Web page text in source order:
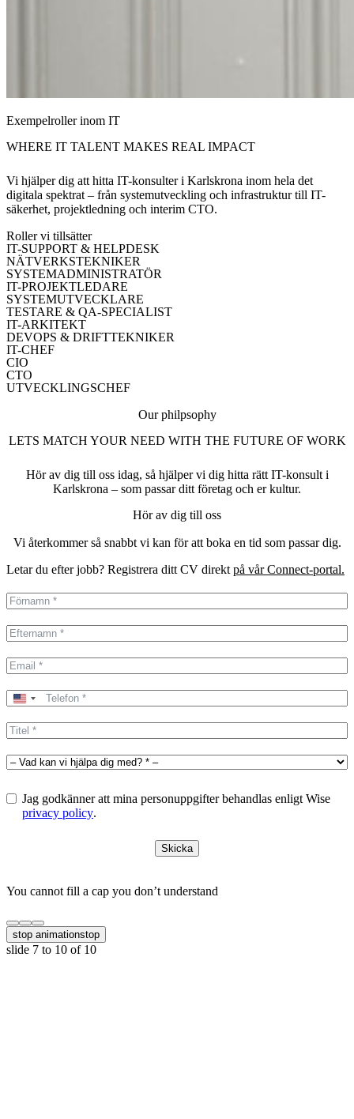
Exempelroller inom IT
WHERE IT TALENT MAKES REAL IMPACT
Vi hjälper dig att hitta IT-konsulter i Karlskrona inom hela det
digitala spektrat – från systemutveckling och infrastruktur till IT-
säkerhet, projektledning och interim CTO.
Roller vi tillsätter
IT-SUPPORT & HELPDESK
NÄTVERKSTEKNIKER
SYSTEMADMINISTRATÖR
IT-PROJEKTLEDARE
SYSTEMUTVECKLARE
TESTARE & QA-SPECIALIST
IT-ARKITEKT
DEVOPS & DRIFTTEKNIKER
IT-CHEF
CIO
CTO
UTVECKLINGSCHEF
Our philpsophy
LETS MATCH YOUR NEED WITH THE FUTURE OF WORK
Hör av dig till oss idag, så hjälper vi dig hitta rätt IT-konsult i
Karlskrona – som passar ditt företag och er kultur.
Hör av dig till oss
Vi återkommer så snabbt vi kan för att boka en tid som passar dig.
Letar du efter jobb? Registrera ditt CV direkt på vår Connect-portal.
United
+1
Jag godkänner att mina personuppgifter behandlas enligt Wise
privacy policy.
Skicka
You cannot fill a cap you don’t understand
stop animationstop
slide 7 to 10 of 10